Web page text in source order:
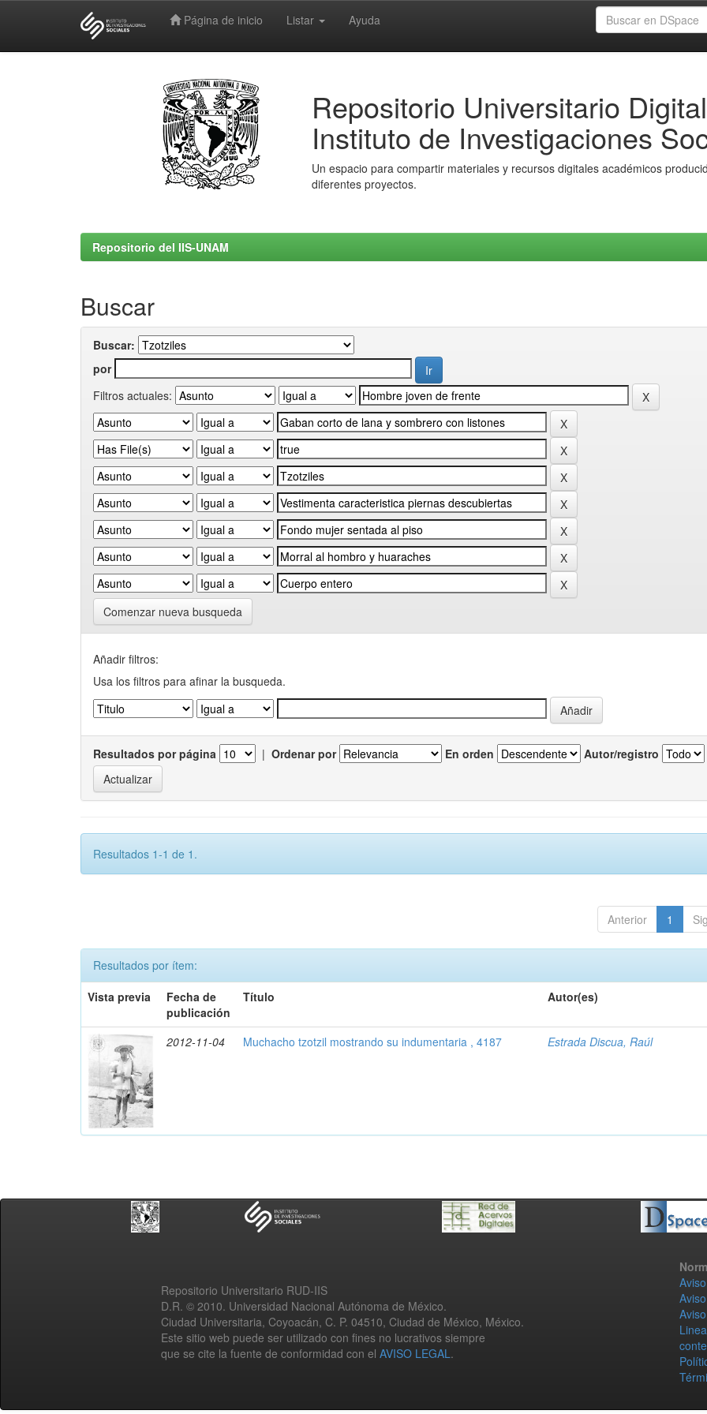
Página de inicio Listar Ayuda
Repositorio Universitario Digital
Instituto de Investigaciones
Un espacio para compartir materiales y recursos digitales académicos
diferentes proyectos.
Repositorio del IIS-UNAM
Buscar
Buscar:
por
Filtros actuales:
Comenzar nueva busqueda
Añadir filtros:
Usa los filtros para afinar la busqueda.
Resultados por página | Ordenar por En orden Autor/registro
Resultados 1-1 de 1.
Anterior 1
Resultados por ítem:
Vista previa
Fecha de
publicación
Título Autor(es)
2012-11-04 Muchacho tzotzil mostrando su indumentaria , 4187 Estrada Discua, Raúl
Repositorio Universitario RUD-IIS
D.R. © 2010. Universidad Nacional Autónoma de México.
Ciudad Universitaria, Coyoacán, C. P. 04510, Ciudad de México, México.
Este sitio web puede ser utilizado con fines no lucrativos siempre
que se cite la fuente de conformidad con el AVISO LEGAL.